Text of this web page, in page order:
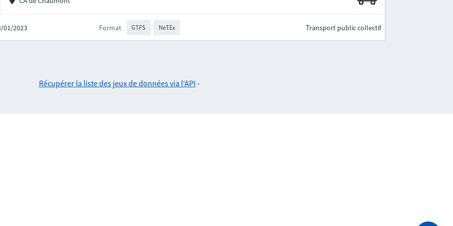
01/2023 Format GTFS NeTEx Transport public collectif
Récupérer la liste des jeux de données via l'API -